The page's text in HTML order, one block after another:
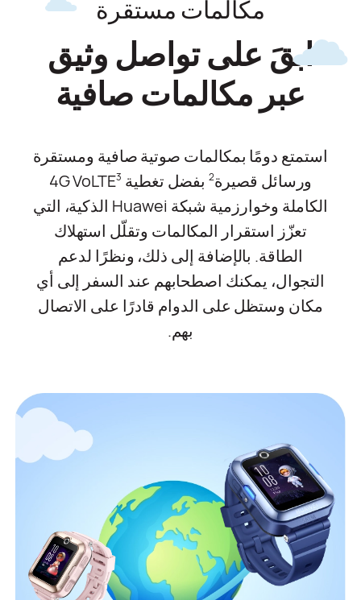
مكالمات مستقرة
ابقَ على تواصل وثيق
عبر مكالمات صافية
استمتع دومًا بمكالمات صوتية صافية ومستقرة
ورسائل قصيرة2بفضل تغطية 4G VoLTE 3
الكاملة وخوارزمية شبكة Huawei الذكية، التي
تعزّز استقرار المكالمات وتقلّل استهلاك
الطاقة. بالإضافة إلى ذلك، ونظرًا لدعم
التجوال، يمكنك اصطحابهم عند السفر إلى أي
مكان وستظل على الدوام قادرًا على الاتصال
بهم.